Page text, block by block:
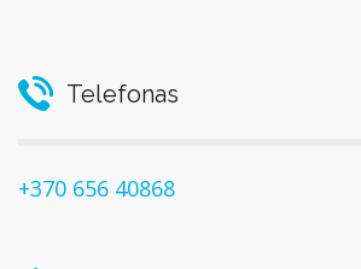
Telefonas
+370 656 40868